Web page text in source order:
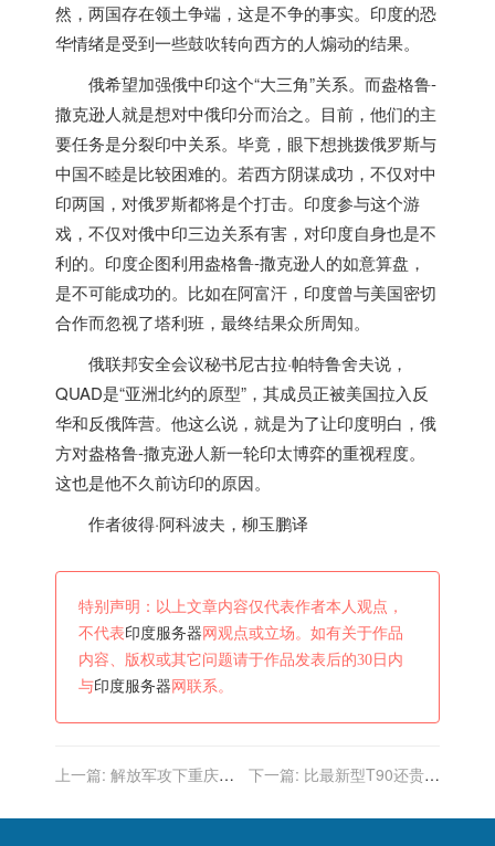
然，两国存在领土争端，这是不争的事实。 印度的恐
华情绪是受到一些鼓吹转向西方的人煽动的结果。
俄希望加强俄中印这个“大三角”关系。而盎格鲁-
撒克逊人就是想对中俄印分而治之。目前，他们的主
要任务是分裂印中关系。毕竟，眼下想挑拨俄罗斯与
中国不睦是比较困难的。若西方阴谋成功，不仅对中
印两国，对俄罗斯都将是个打击。 印度参与这个游
戏，不仅对俄中印三边关系有害，对印度自身也是不
利的。 印度企图利用盎格鲁-撒克逊人的如意算盘，
是不可能成功的。比如在阿富汗， 印度曾与美国密切
合作而忽视了塔利班，最终结果众所周知。
俄联邦安全会议秘书尼古拉·帕特鲁舍夫说，
QUAD是“亚洲北约的原型”，其成员正被美国拉入反
华和反俄阵营。他这么说，就是为了让印度明白，俄
方对盎格鲁-撒克逊人新一轮印太博弈的重视程度。
这也是他不久前访印的原因。
作者彼得·阿科波夫，柳玉鹏译
特别声明：以上文章内容仅代表作者本人观点，
不代表印度服务器 网观点或立场。如有关于作品
内容、版权或其它问题请于作品发表后的30日内
与印度服务器 网联系。
上一篇: 解放军攻下重庆，
搜寻印度地图？
下一篇: 比最新型T90还贵，
军捏着鼻子认了！